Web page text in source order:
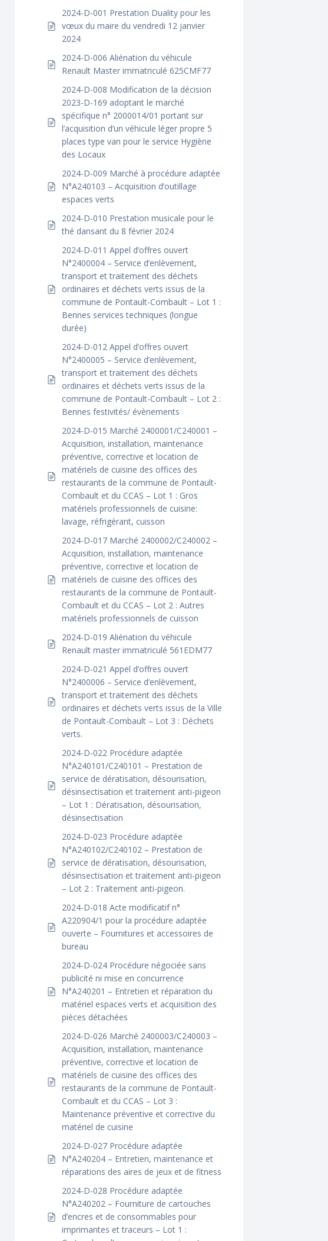
2024-D-001 Prestation Duality pour les
vœux du maire du vendredi 12 janvier
2024
2024-D-006 Aliénation du véhicule
Renault Master immatriculé 625CMF77
2024-D-008 Modification de la décision
2023-D-169 adoptant le marché
spécifique n° 2000014/01 portant sur
l’acquisition d’un véhicule léger propre 5
places type van pour le service Hygiène
des Locaux
2024-D-009 Marché à procédure adaptée
N°A240103 – Acquisition d’outillage
espaces verts
2024-D-010 Prestation musicale pour le
thé dansant du 8 février 2024
2024-D-011 Appel d’offres ouvert
N°2400004 – Service d’enlèvement,
transport et traitement des déchets
ordinaires et déchets verts issus de la
commune de Pontault-Combault – Lot 1 :
Bennes services techniques (longue
durée)
2024-D-012 Appel d’offres ouvert
N°2400005 – Service d’enlèvement,
transport et traitement des déchets
ordinaires et déchets verts issus de la
commune de Pontault-Combault – Lot 2 :
Bennes festivités/ évènements
2024-D-015 Marché 2400001/C240001 –
Acquisition, installation, maintenance
préventive, corrective et location de
matériels de cuisine des offices des
restaurants de la commune de Pontault-
Combault et du CCAS – Lot 1 : Gros
matériels professionnels de cuisine:
lavage, réfrigérant, cuisson
2024-D-017 Marché 2400002/C240002 –
Acquisition, installation, maintenance
préventive, corrective et location de
matériels de cuisine des offices des
restaurants de la commune de Pontault-
Combault et du CCAS – Lot 2 : Autres
matériels professionnels de cuisson
2024-D-019 Aliénation du véhicule
Renault master immatriculé 561EDM77
2024-D-021 Appel d’offres ouvert
N°2400006 – Service d’enlèvement,
transport et traitement des déchets
ordinaires et déchets verts issus de la Ville
de Pontault-Combault – Lot 3 : Déchets
verts.
2024-D-022 Procédure adaptée
N°A240101/C240101 – Prestation de
service de dératisation, désourisation,
désinsectisation et traitement anti-pigeon
– Lot 1 : Dératisation, désourisation,
désinsectisation
2024-D-023 Procédure adaptée
N°A240102/C240102 – Prestation de
service de dératisation, désourisation,
désinsectisation et traitement anti-pigeon
– Lot 2 : Traitement anti-pigeon.
2024-D-018 Acte modificatif n°
A220904/1 pour la procédure adaptée
ouverte – Fournitures et accessoires de
bureau
2024-D-024 Procédure négociée sans
publicité ni mise en concurrence
N°A240201 – Entretien et réparation du
matériel espaces verts et acquisition des
pièces détachées
2024-D-026 Marché 2400003/C240003 –
Acquisition, installation, maintenance
préventive, corrective et location de
matériels de cuisine des offices des
restaurants de la commune de Pontault-
Combault et du CCAS – Lot 3 :
Maintenance préventive et corrective du
matériel de cuisine
2024-D-027 Procédure adaptée
N°A240204 – Entretien, maintenance et
réparations des aires de jeux et de fitness
2024-D-028 Procédure adaptée
N°A240202 – Fourniture de cartouches
d’encres et de consommables pour
imprimantes et traceurs – Lot 1 :